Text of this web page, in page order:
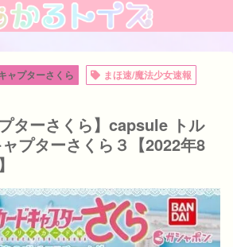
ャプターさくら まほ速/魔法少女速報
ターさくら】capsule トル
プターさくら３【2022年8